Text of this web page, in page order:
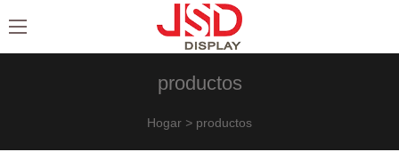
productos
Hogar > productos